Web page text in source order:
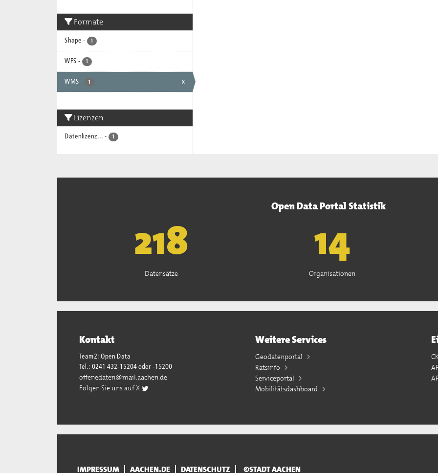
Formate
Shape - 1
WFS - 1
WMS - 1 x
Lizenzen
Datenlizenz... - 1
Open Data Portal Statistik
221
Datensätze
15
Organisationen
Kontakt
Team2: Open Data
Tel.: 0241 432-15204 oder -15200
offenedaten@mail.aachen.de
Folgen Sie uns auf X
Weitere Services
Geodatenportal
Ratsinfo
Serviceportal
Mobilitätsdashboard
IMPRESSUM AACHEN.DE DATENSCHUTZ ©STADT AACHEN